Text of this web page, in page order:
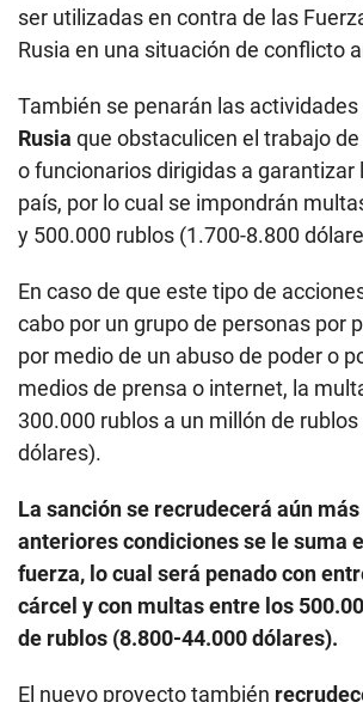
ser utilizadas en contra de las
Rusia en una situación de conflicto
También se penarán las
Rusia que obstaculicen el trabajo
o funcionarios dirigidas a garantizar
país, por lo cual se impondrán
y 500.000 rublos (1.700-8.800
En caso de que este tipo de
cabo por un grupo de personas por
por medio de un abuso de poder o
medios de prensa o internet, la
300.000 rublos a un millón de
dólares).
La sanción se recrudecerá aún
anteriores condiciones se le suma
fuerza, lo cual será penado con
cárcel y con multas entre los
de rublos (8.800-44.000 dólares).
El nuevo proyecto también